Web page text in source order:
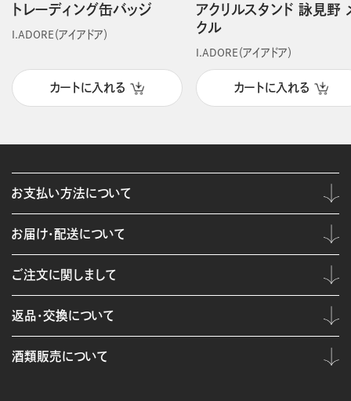
トレーディング缶バッジ
I.ADORE（アイアドア）
カートに入れる
アクリルスタンド 詠見野
クル
I.ADORE（アイアドア）
カートに入れる
お支払い方法について
お届け・配送について
ご注文に関しまして
返品・交換について
酒類販売について